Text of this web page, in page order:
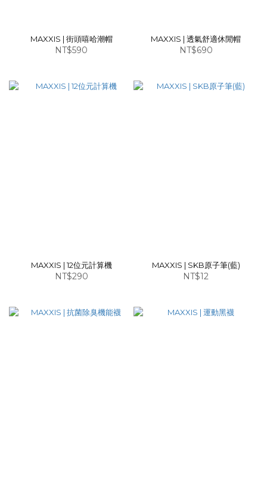
MAXXIS | 街頭嘻哈潮帽
NT$590
MAXXIS | 透氣舒適休閒帽
NT$690
MAXXIS | 12位元計算機
NT$290
MAXXIS | SKB原子筆(藍)
NT$12